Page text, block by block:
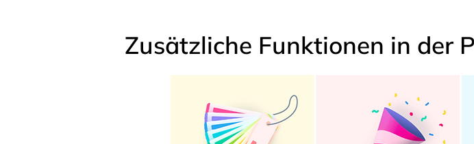
Zusätzliche Funktionen in der